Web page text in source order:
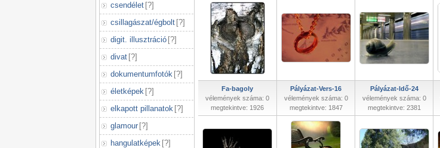
csendélet [?]
csillagászat/égbolt [?]
digit. illusztráció [?]
divat [?]
dokumentumfotók [?]
életképek [?]
elkapott pillanatok [?]
glamour [?]
hangulatképek [?]
Fa-bagoly
vélemények száma: 0
megtekintve: 1926
Pályázat-Vers-16
vélemények száma: 0
megtekintve: 1847
Pályázat-Idő-24
vélemények száma: 0
megtekintve: 2381